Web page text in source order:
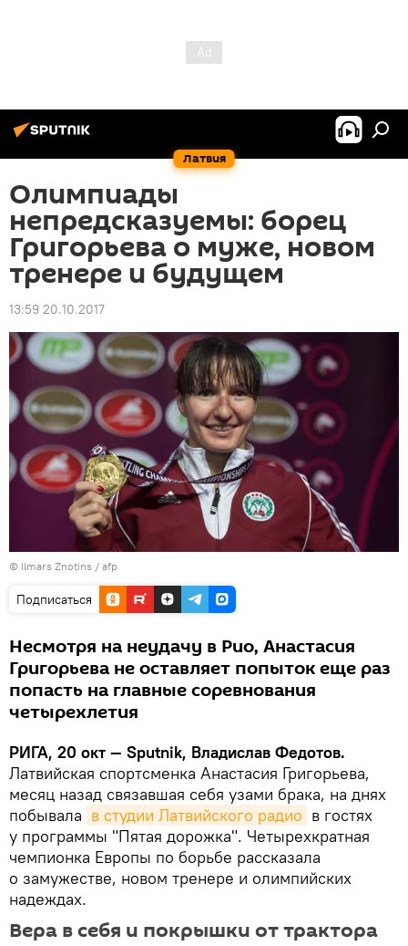
Латвия
Олимпиады
непредсказуемы: борец
Григорьева о муже, новом
тренере и будущем
13:59 20.10.2017
© Ilmars Znotins / afp
Подписаться
Несмотря на неудачу в Рио, Анастасия
Григорьева не оставляет попыток еще раз
попасть на главные соревнования
четырехлетия
РИГА, 20 окт — Sputnik, Владислав Федотов.
Латвийская спортсменка Анастасия Григорьева,
месяц назад связавшая себя узами брака, на днях
побывала в студии Латвийского радио в гостях
у программы "Пятая дорожка". Четырехкратная
чемпионка Европы по борьбе рассказала
о замужестве, новом тренере и олимпийских
надеждах.
Вера в себя и покрышки от трактора